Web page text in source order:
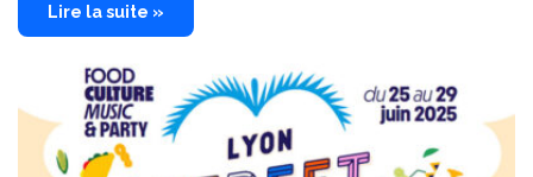
Lire la suite »